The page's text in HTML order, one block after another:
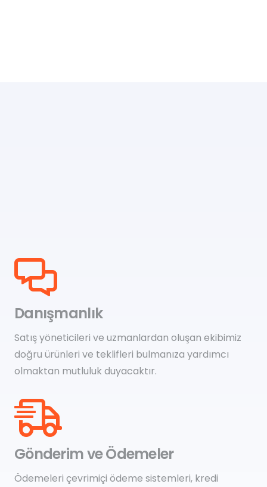
Danışmanlık
Satış yöneticileri ve uzmanlardan oluşan ekibimiz
doğru ürünleri ve teklifleri bulmanıza yardımcı
olmaktan mutluluk duyacaktır.
Gönderim ve Ödemeler
Ödemeleri çevrimiçi ödeme sistemleri, kredi